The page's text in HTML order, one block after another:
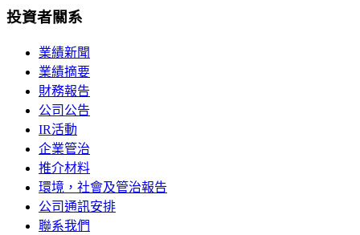
投資者關系
業績新聞
業績摘要
財務報告
公司公告
IR活動
企業管治
推介材料
環境，社會及管治報告
公司通訊安排
聯系我們